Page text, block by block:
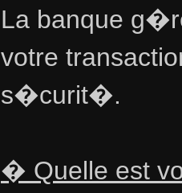
La banque
votre
s�curit�.
� Quelle est